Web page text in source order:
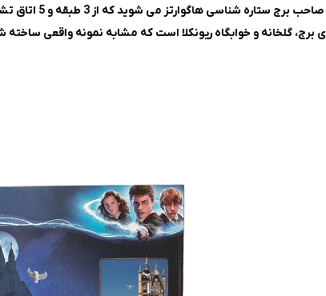
شناسی هاگوارتز می شوید که از 3 طبقه و 5 اتاق تشکیل شده است.
برج، گلخانه و خوابگاه ریونکلا است که مشابه نمونه واقعی